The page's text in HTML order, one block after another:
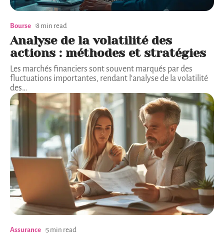
Bourse 8 min read
Analyse de la volatilité des
actions : méthodes et stratégies
Les marchés financiers sont souvent marqués par des
fluctuations importantes, rendant l'analyse de la volatilité
des…
Assurance 5 min read